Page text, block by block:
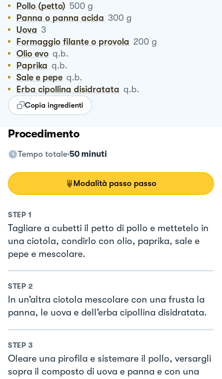
Pollo (petto) 500 g
Panna o panna acida 300 g
Uova 3
Formaggio filante o provola 200 g
Olio evo q.b.
Paprika q.b.
Sale e pepe q.b.
Erba cipollina disidratata q.b.
Copia ingredienti
Procedimento
Tempo totale 50 minuti
Modalità passo passo
STEP 1
Tagliare a cubetti il petto di pollo e mettetelo in
una ciotola, condirlo con olio, paprika, sale e
pepe e mescolare.
STEP 2
In un’altra ciotola mescolare con una frusta la
panna, le uova e dell’erba cipollina disidratata.
STEP 3
Oleare una pirofila e sistemare il pollo, versargli
sopra il composto di uova e panna e con una